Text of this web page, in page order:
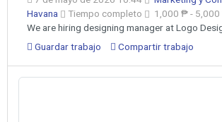
Havana
Tiempo completo
1,000 ₱ -
We are hiring designing manager at Logo
Guardar trabajo
Compartir trabajo